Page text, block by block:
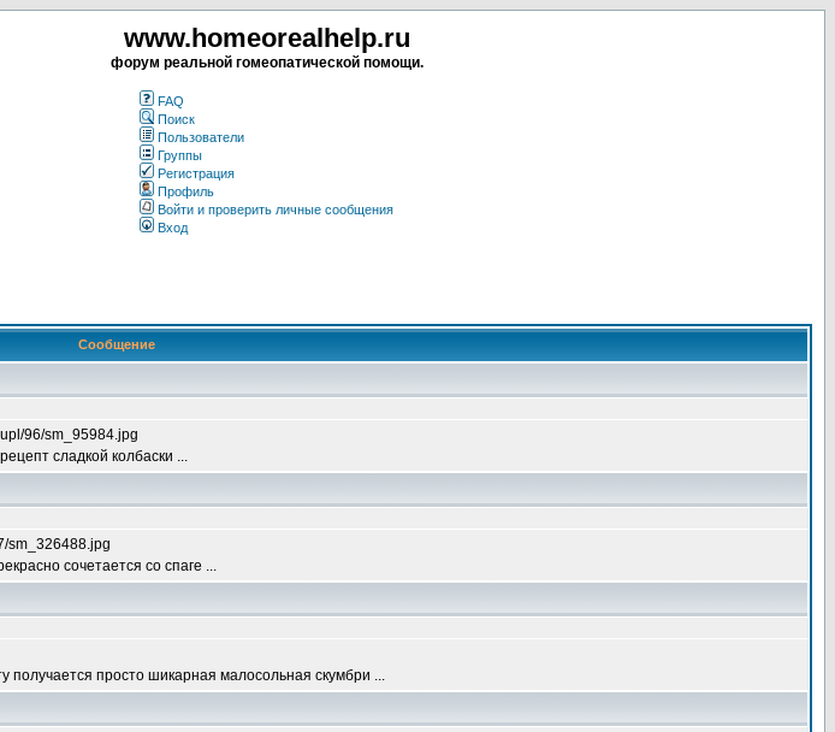
www.homeorealhelp.ru
форум реальной гомеопатической помощи.
FAQ
Поиск
Пользователи
Группы
Регистрация
Профиль
Войти и проверить личные сообщения
Вход
Сообщение
96/sm_95984.jpg
сладкой колбаски ...
sm_326488.jpg
сочетается со спаге ...
получается просто шикарная малосольная скумбри ...